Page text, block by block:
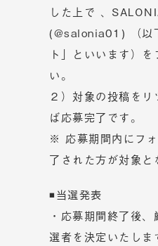
した上で 、
(@salonia01 ) （以
ト」といいます）
い。
２）対象の投稿を
ば応募完了です。
※ 応募期間内にフ
了された方が対象と
◾当選発表
・応募期間終了後
選者を決定いたしま